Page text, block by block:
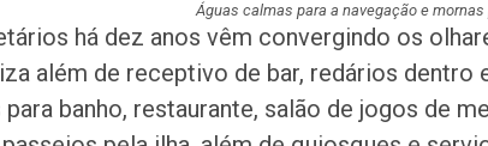
Águas calmas para a navegação e mornas
há dez anos vêm convergindo os
além de receptivo de bar, redários dentro
banho, restaurante, salão de jogos de